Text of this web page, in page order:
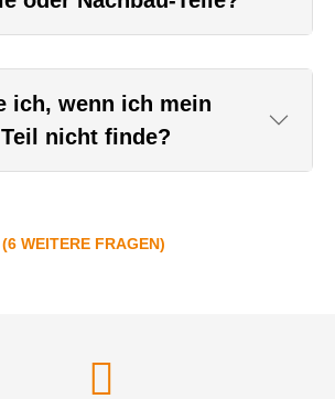
ich, wenn ich mein
nicht finde?
WEITERE FRAGEN)